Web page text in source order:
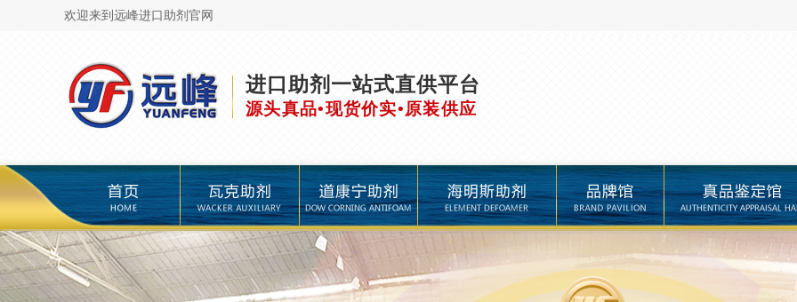
欢迎来到远峰进口助剂官网
进口助剂一站式直供平台
源头真品•现货价实•原装供应
瓦克助剂 道康宁助剂 海明斯助剂 品牌馆 真品鉴定馆 进口助剂